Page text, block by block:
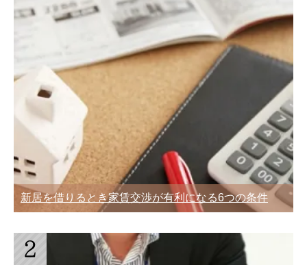
学生と独身者が安く引越しするなら赤
帽！料金と運べる荷物の量
荷物が少ない単身引っ越しは宅急便や郵
パックが安くておすすめ
引越し業者を利用するときのメリット・
つ！知らないと損するかも
引越し業者を利用するときのメリット・
見積もり入手方法・チェック項目
複数業者の引越し見積もり書から3つの
ことを比較する選び方
新居を借りるとき家賃交渉が有利になる6つの条件